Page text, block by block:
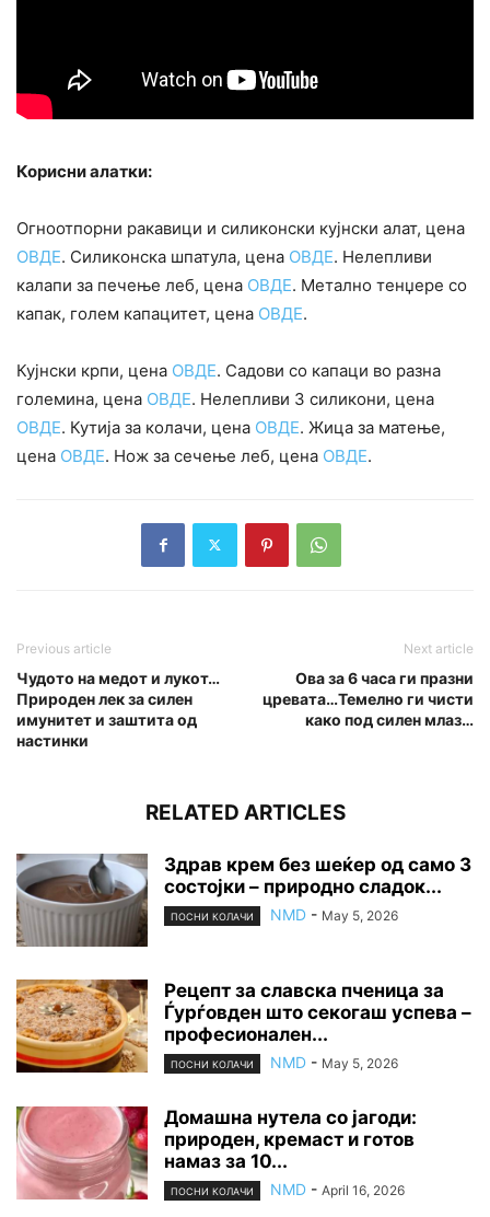
Корисни алатки:
Огноотпорни ракавици и силиконски кујнски алат, цена
ОВДЕ. Силиконска шпатула, цена ОВДЕ. Нелепливи
калапи за печење леб, цена ОВДЕ. Метално тенџере со
капак, голем капацитет, цена ОВДЕ.
Кујнски крпи, цена ОВДЕ. Садови со капаци во разна
големина, цена ОВДЕ. Нелепливи 3 силикони, цена
ОВДЕ. Кутија за колачи, цена ОВДЕ. Жица за матење,
цена ОВДЕ. Нож за сечење леб, цена ОВДЕ.
Previous article
Чудото на медот и лукот…
Природен лек за силен
имунитет и заштита од
настинки
Next article
Ова за 6 часа ги празни
цревата…Темелно ги чисти
како под силен млаз…
RELATED ARTICLES
Здрав крем без шеќер од само 3
состојки – природно сладок...
ПОСНИ КОЛАЧИ NMD - May 5, 2026
Рецепт за славска пченица за
Ѓурѓовден што секогаш успева –
професионален...
ПОСНИ КОЛАЧИ NMD - May 5, 2026
Домашна нутела со јагоди:
природен, кремаст и готов
намаз за 10...
ПОСНИ КОЛАЧИ NMD - April 16, 2026